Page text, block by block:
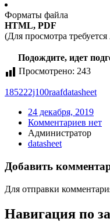
Форматы файла
HTML, PDF
(Для просмотра
Подождите, идет
Просмотрено: 243
185222j100raafdatasheet
24 декабря, 2019
Комментариев нет
Администратор
datasheet
Добавить
Для отправки
Навигация по